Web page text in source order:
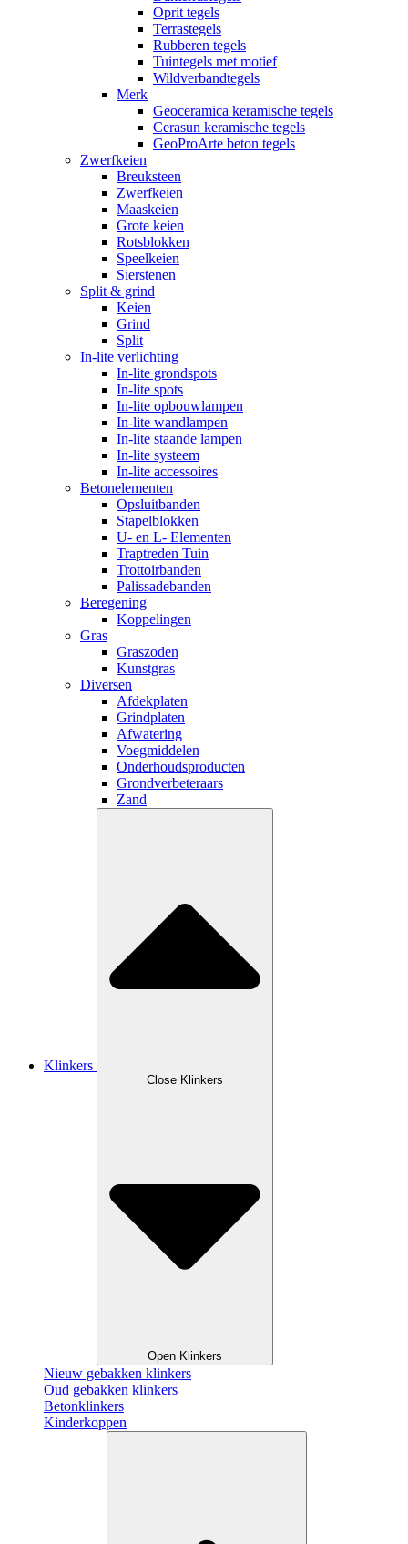
Oprit tegels
Terrastegels
Rubberen tegels
Tuintegels met motief
Wildverbandtegels
Merk
Geoceramica keramische tegels
Cerasun keramische tegels
GeoProArte beton tegels
Zwerfkeien
Breuksteen
Zwerfkeien
Maaskeien
Grote keien
Rotsblokken
Speelkeien
Sierstenen
Split & grind
Keien
Grind
Split
In-lite verlichting
In-lite grondspots
In-lite spots
In-lite opbouwlampen
In-lite wandlampen
In-lite staande lampen
In-lite systeem
In-lite accessoires
Betonelementen
Opsluitbanden
Stapelblokken
U- en L- Elementen
Traptreden Tuin
Trottoirbanden
Palissadebanden
Beregening
Koppelingen
Gras
Graszoden
Kunstgras
Diversen
Afdekplaten
Grindplaten
Afwatering
Voegmiddelen
Onderhoudsproducten
Grondverbeteraars
Zand
Klinkers
Close Klinkers
Open Klinkers
Nieuw gebakken klinkers
Oud gebakken klinkers
Betonklinkers
Kinderkoppen